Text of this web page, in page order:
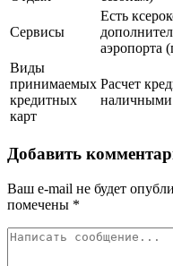
Сервисы
Есть
аэропорта
Виды
принимаемых
кредитных
карт
Расчет
наличными
Добавить
Ваш e-mail не будет
помечены *